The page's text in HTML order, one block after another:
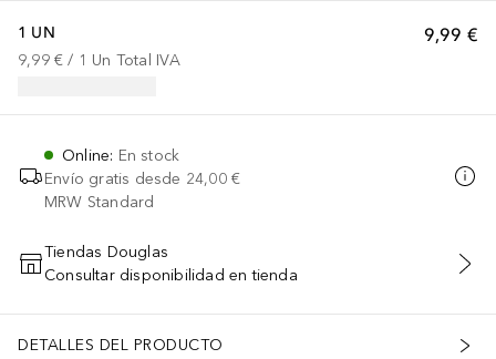
9,99 €
1 UN
9,99 € / 1 Un Total IVA
Online: En stock
Envío gratis desde 24,00 €
MRW Standard
AÑADIR AL CARRITO
Tiendas Douglas
Consultar disponibilidad en tienda
DETALLES DEL PRODUCTO